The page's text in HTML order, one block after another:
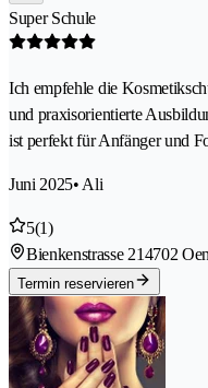
Super Schule
Ich empfehle die
und praxisorientierte
ist perfekt für Anfänger und
Juni 2025• Ali
5(1)
Bienkenstrasse 214702
Termin reservieren